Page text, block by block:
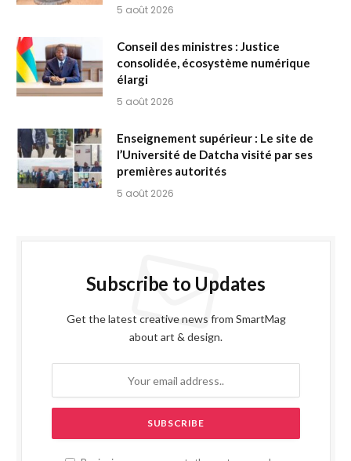
5 août 2026
Conseil des ministres : Justice
consolidée, écosystème numérique
élargi
5 août 2026
Enseignement supérieur : Le site de
l’Université de Datcha visité par ses
premières autorités
5 août 2026
Subscribe to Updates
Get the latest creative news from SmartMag
about art & design.